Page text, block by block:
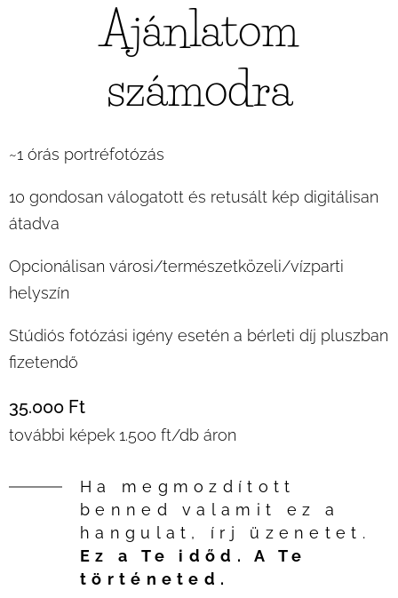
Ajánlatom
számodra
~1 órás portréfotózás
10 gondosan válogatott és retusált kép digitálisan
átadva
Opcionálisan városi/természetközeli/vízparti
helyszín
Stúdiós fotózási igény esetén a bérleti díj pluszban
fizetendő
35.000 Ft
további képek 1.500 ft/db áron
Ha megmozdított
benned valamit ez a
hangulat, írj üzenetet.
Ez a Te időd. A Te
történeted.